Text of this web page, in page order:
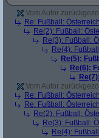
Vom Autor
Re: Fußball:
Re(2): Fußball:
Re(3): Fußball:
Re(4):
Re(5):
Re(6):
Vom Autor
Re: Fußball:
Re: Fußball:
Re(2): Fußball:
Re(3): Fußball:
Re(4):